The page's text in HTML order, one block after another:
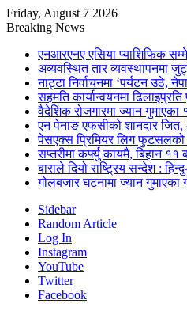
Friday, August 7 2026
Breaking News
एनआरएनए एसिया प्याशिफिक
अव्यवस्थित तार व्यवस्थापनमा
नाट्टा निर्वाचनमा ‘पर्यटन उठे,
सहमति कार्यान्वयनमा
वैदेशिक रोजगारमा ज्यान
एन पेनाङ एफसीको शानदार जित,
पेसएक्स प्रिमियर लिग फुटसलको
सप्तरीमा कर्फ्यु कायमै, बिहान
बाराले दियो राष्ट्रिय सन्देश :
गोलबजार घटनामा ज्यान
Sidebar
Random Article
Log In
Instagram
YouTube
Twitter
Facebook